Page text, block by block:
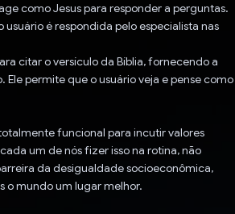
como Jesus para responder a perguntas.
é respondida pelo especialista nas
citar o versículo da Bíblia, fornecendo a
permite que o usuário veja e pense como
funcional para incutir valores
um de nós fizer isso na rotina, não
da desigualdade socioeconômica,
o mundo um lugar melhor.